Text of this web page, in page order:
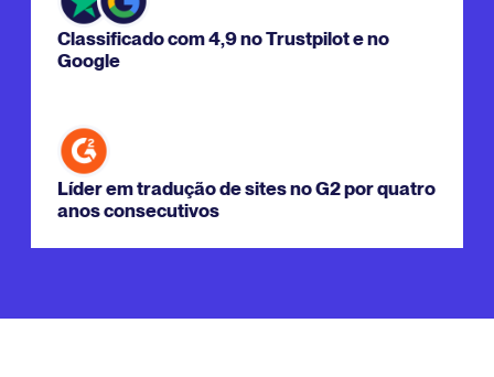
Classificado com 4,9 no Trustpilot e no
Google
Líder em tradução de sites no G2 por quatro
anos consecutivos